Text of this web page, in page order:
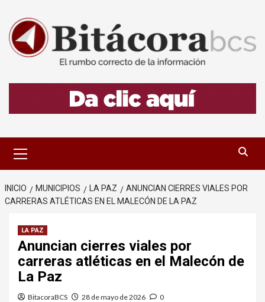
contenido
primario
INICIO MUNICIPIOS LA PAZ
ANUNCIAN CIERRES VIALES POR
CARRERAS ATLÉTICAS EN EL MALECÓN DE LA PAZ
LA PAZ
Anuncian cierres viales por
carreras atléticas en el Malecón de
La Paz
BitacoraBCS 28 de mayo de 2026 0